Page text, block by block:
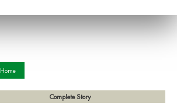
Home
Complete Story